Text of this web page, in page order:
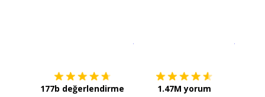
177b değerlendirme 1.47M yorum